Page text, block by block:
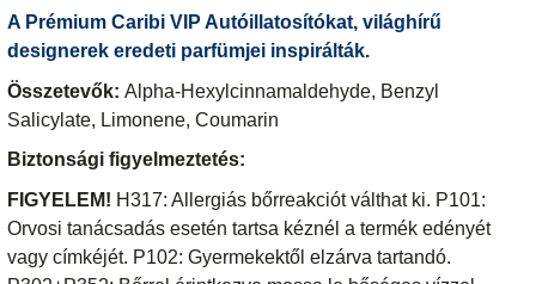
A Prémium Caribi VIP Autóillatosítókat, világhírű
designerek eredeti parfümjei inspirálták.
Összetevők:Alpha-Hexylcinnamaldehyde, Benzyl
Salicylate, Limonene, Coumarin
Biztonsági figyelmeztetés:
FIGYELEM! H317: Allergiás bőrreakciót válthat ki. P101:
Orvosi tanácsadás esetén tartsa kéznél a termék edényét
vagy címkéjét. P102: Gyermekektől elzárva tartandó.